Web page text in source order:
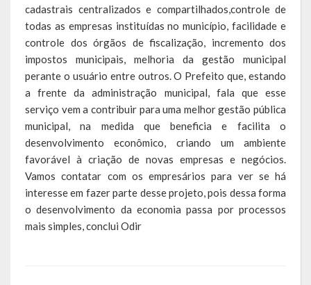
Obras e Viação
Serviços Oferecidos pela Secretaria de Saúde
Serviços Urbanos
Legislação
ATOS NORMATIVOS
LEIS ORDINÁRIAS
LEIS COMPLEMENTARES
cadastrais centralizados e compartilhados,controle de
todas as empresas instituídas no município, facilidade e
controle dos órgãos de fiscalização, incremento dos
impostos municipais, melhoria da gestão municipal
perante o usuário entre outros. O Prefeito que, estando
a frente da administração municipal, fala que esse
serviço vem a contribuir para uma melhor gestão pública
municipal, na medida que beneficia e facilita o
desenvolvimento econômico, criando um ambiente
favorável à criação de novas empresas e negócios.
Vamos contatar com os empresários para ver se há
interesse em fazer parte desse projeto, pois dessa forma
o desenvolvimento da economia passa por processos
mais simples, conclui Odir